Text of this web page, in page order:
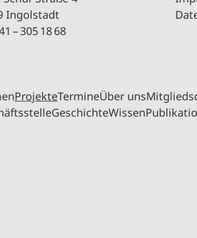
Ingolstadt
– 305 18 68
ProjekteTermineÜber uns
GeschichteWissen